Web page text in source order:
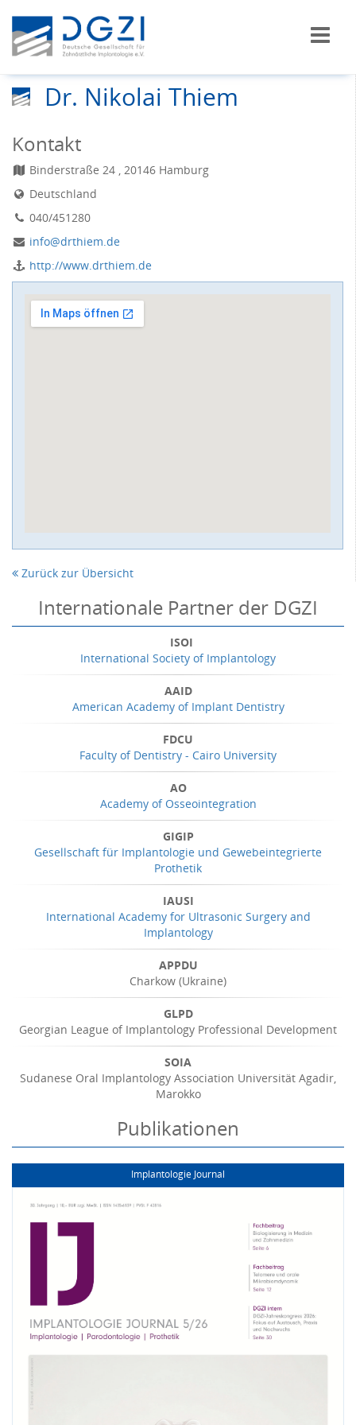
Dr. Nikolai Thiem
Kontakt
Binderstraße 24 , 20146 Hamburg
Deutschland
040/451280
info@drthiem.de
http://www.drthiem.de
Zurück zur Übersicht
Internationale Partner der DGZI
ISOI
International Society of Implantology
AAID
American Academy of Implant Dentistry
FDCU
Faculty of Dentistry - Cairo University
AO
Academy of Osseointegration
GIGIP
Gesellschaft für Implantologie und Gewebeintegrierte
Prothetik
IAUSI
International Academy for Ultrasonic Surgery and
Implantology
APPDU
Charkow (Ukraine)
GLPD
Georgian League of Implantology Professional Development
SOIA
Sudanese Oral Implantology Association Universität Agadir,
Marokko
Publikationen
Implantologie Journal